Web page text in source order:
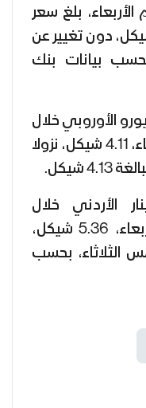
بلغ سعر
الأمريكي 3.79 شيكل، دون تغيير عن
بيانات بنك
الأوروبي خلال
التعاملات المبكرة اليوم الأربعاء، 4.11 شيكل، نزولا
شيكل.
الأردني خلال
التعاملات الصباحية اليوم الأربعاء، 5.36 شيكل،
الثلاثاء، بحسب